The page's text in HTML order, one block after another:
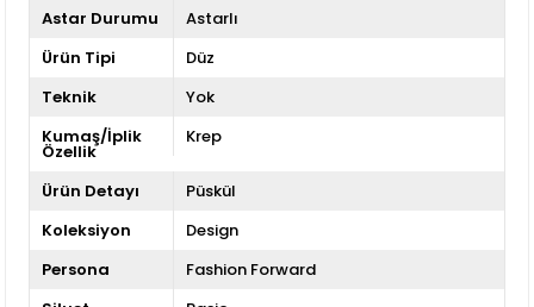
Astar Durumu
Astarlı
Ürün Tipi
Düz
Teknik
Yok
Kumaş/İplik
Özellik
Krep
Ürün Detayı
Püskül
Koleksiyon
Design
Persona
Fashion Forward